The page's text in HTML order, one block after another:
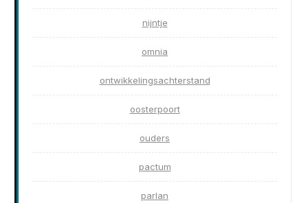
nijntje
omnia
ontwikkelingsachterstand
oosterpoort
ouders
pactum
parlan